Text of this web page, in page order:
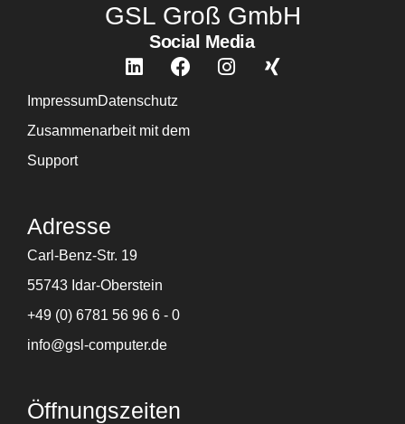
GSL Groß GmbH
Social Media
L
i
n
e
F
a
b
I
n
X
i
ImpressumDatenschutz
Zusammenarbeit mit dem
Support
Adresse
Carl-Benz-Str. 19
55743 Idar-Oberstein
+49 (0) 6781 56 96 6 - 0
info@gsl-computer.de
Öffnungszeiten